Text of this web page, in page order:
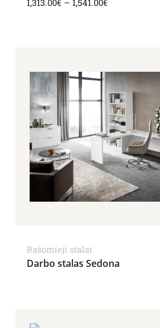
1,313.00€ – 1,541.00€
Rašomieji stalai
Darbo stalas Sedona